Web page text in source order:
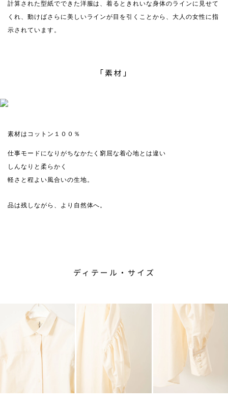
計算された型紙でできた洋服は、着るときれいな身体のラインに見せて
くれ、動けばさらに美しいラインが目を引くことから、大人の女性に指
示されています。
「素材」
素材はコットン１００％
仕事モードになりがちなかたく窮屈な着心地とは違い
しんなりと柔らかく
軽さと程よい風合いの生地。
品は残しながら、より自然体へ。
ディテール・サイズ